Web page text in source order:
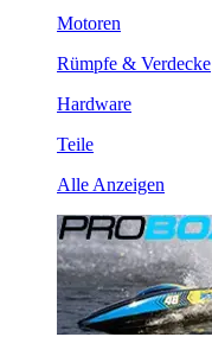
Motoren
Rümpfe & Verdecke
Hardware
Teile
Alle Anzeigen